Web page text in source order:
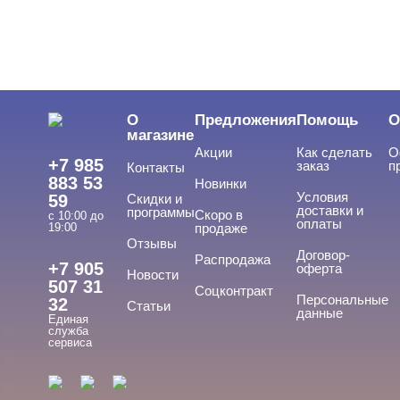
Сопутствующие жидкости Опция
Расходные материалы
Аксессуары
Cвернуть
ADRICOCO
ARTEX
+7 985
883 53
59
с 10:00 до
19:00
+7 905
507 31
32
Единая
служба
сервиса
О
магазине
Контакты
Скидки и
программы
Отзывы
Новости
Статьи
Предложения
Акции
Новинки
Скоро в
продаже
Распродажа
Соцконтракт
Помощь
Как сделать
заказ
Условия
доставки и
оплаты
Договор-
оферта
Персональные
данные